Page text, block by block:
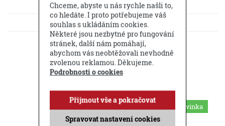
KE STAŽENÍ
DOTAZ PRODEJCI
Příbuzné produkty
Novinka
Chceme, abyste u nás rychle našli to,
co hledáte. I proto potřebujeme váš
souhlas s ukládáním cookies.
Některé jsou nezbytné pro fungování
stránek, další nám pomáhají,
abychom vás neobtěžovali nevhodně
zvolenou reklamou. Děkujeme.
Podrobnosti o cookies
Spravovat nastavení cookies
Přijmout vše a pokračovat